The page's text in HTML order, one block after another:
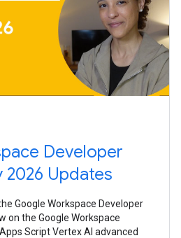
Developer
2026 Updates
Google Workspace Developer
on the Google Workspace
Script Vertex AI advanced